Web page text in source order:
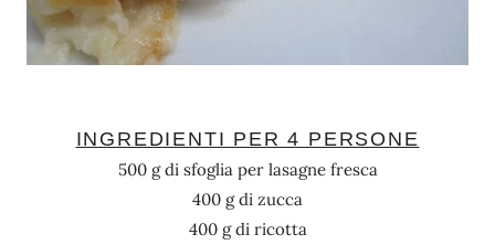
INGREDIENTI PER 4 PERSONE
500 g di sfoglia per lasagne fresca
400 g di zucca
400 g di ricotta